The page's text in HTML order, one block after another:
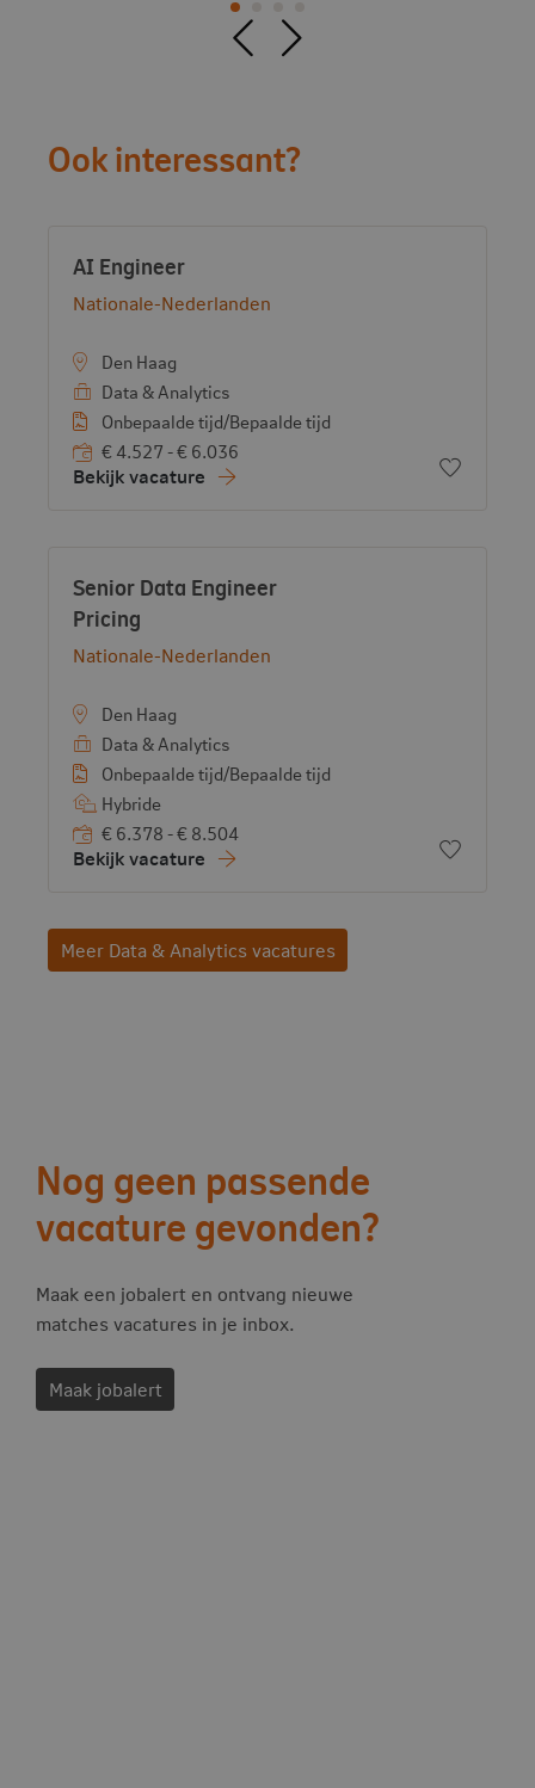
Ook interessant?
Vacature:
AI Engineer- View vacancy
Voeg toe
Bekijk bedrijf:
Nationale-Nederlanden
Den Haag
Data & Analytics
Onbepaalde tijd/Bepaalde tijd
€ 4.527 - € 6.036
Bekijk vacature
Vacature:
Senior Data Engineer
Pricing
Voeg toe
Bekijk bedrijf:
Nationale-Nederlanden
Den Haag
Data & Analytics
Onbepaalde tijd/Bepaalde tijd
Hybride
€ 6.378 - € 8.504
Bekijk vacature
Meer Data & Analytics vacatures
Nog geen passende
vacature gevonden?
Maak een jobalert en ontvang nieuwe
matches vacatures in je inbox.
Maak jobalert